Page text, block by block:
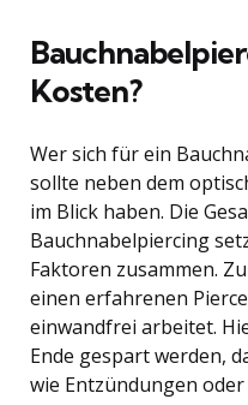
Kosten?
Wer sich für ein
sollte neben dem
im Blick haben. Die
Bauchnabelpiercing
Faktoren zusammen.
einen erfahrenen
einwandfrei arbeitet.
Ende gespart werden,
wie Entzündungen